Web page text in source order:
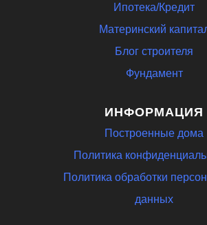
Ипотека/Кредит
Материнский
Блог строителя
Фундамент
Построенные дома
Политика
Политика обработки
данных
ИНФОРМАЦИЯ